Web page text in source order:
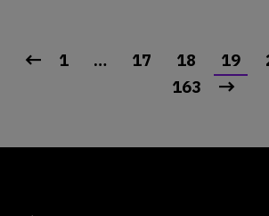
1 … 17 18 19
163